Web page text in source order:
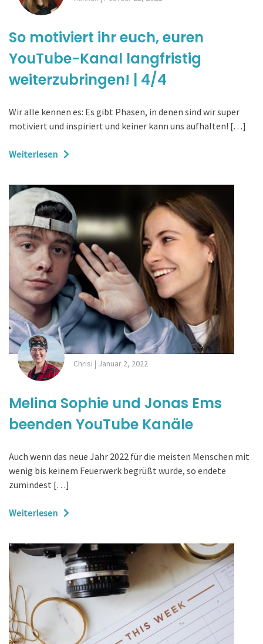
So motiviert ihr euch, euren
YouTube-Kanal langfristig
weiterzubringen! | 4/4
Wir alle kennen es: Es gibt Phasen, in denen sind wir super
motiviert und inspiriert und keiner kann uns aufhalten! […]
Weiterlesen
Chrisi | Januar 2, 2022
Melina Sophie und Jonas Ems
beenden YouTube Kanäle
Auch wenn das neue Jahr 2022 für die meisten Menschen mit
wenig bis keinem Feuerwerk begrüßt wurde, so endete
zumindest […]
Weiterlesen